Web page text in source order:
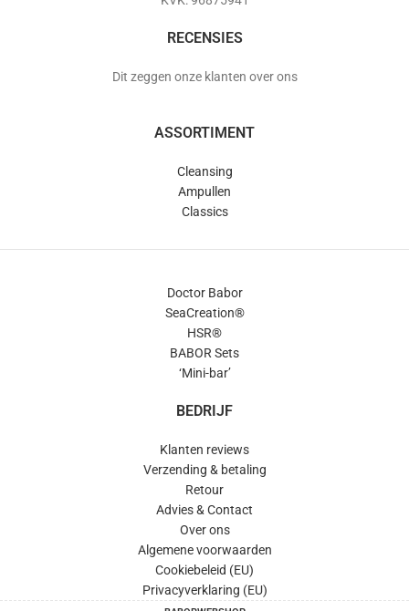
RECENSIES
Dit zeggen onze klanten over ons
ASSORTIMENT
Cleansing
Ampullen
Classics
Doctor Babor
SeaCreation®
HSR®
BABOR Sets
‘Mini-bar’
BEDRIJF
Klanten reviews
Verzending & betaling
Retour
Advies & Contact
Over ons
Algemene voorwaarden
Cookiebeleid (EU)
Privacyverklaring (EU)